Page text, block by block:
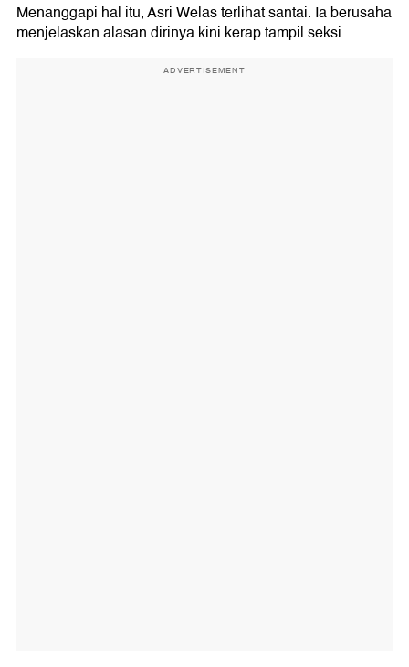
Menanggapi hal itu, Asri Welas terlihat santai. Ia berusaha
menjelaskan alasan dirinya kini kerap tampil seksi.
ADVERTISEMENT